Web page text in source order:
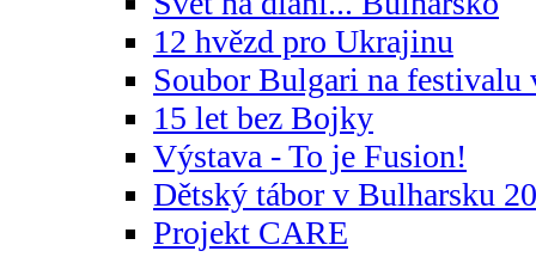
12 hvězd pro Ukrajinu
Soubor Bulgari na festivalu
15 let bez Bojky
Výstava - To je Fusion!
Dětský tábor v Bulharsku
Projekt CARE